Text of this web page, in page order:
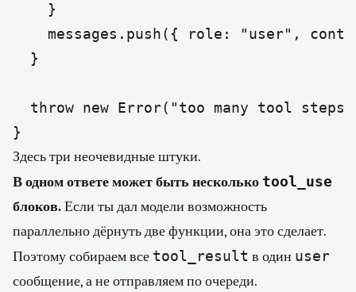
    }
messages.push({ role: "user",
  }
throw new Error("too many tool
}
Здесь три неочевидные штуки.
В одном ответе может быть несколько tool_use
блоков.Если ты дал модели возможность
параллельно дёрнуть две функции, она это сделает.
Поэтому собираем все tool_result в один user
сообщение, а не отправляем по очереди.